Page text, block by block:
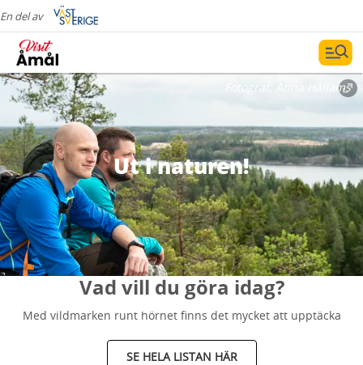
En del av
Ut i naturen!
Fotograf: Anna Hållams
Vad vill du göra idag?
Med vildmarken runt hörnet finns det mycket att upptäcka
SE HELA LISTAN HÄR